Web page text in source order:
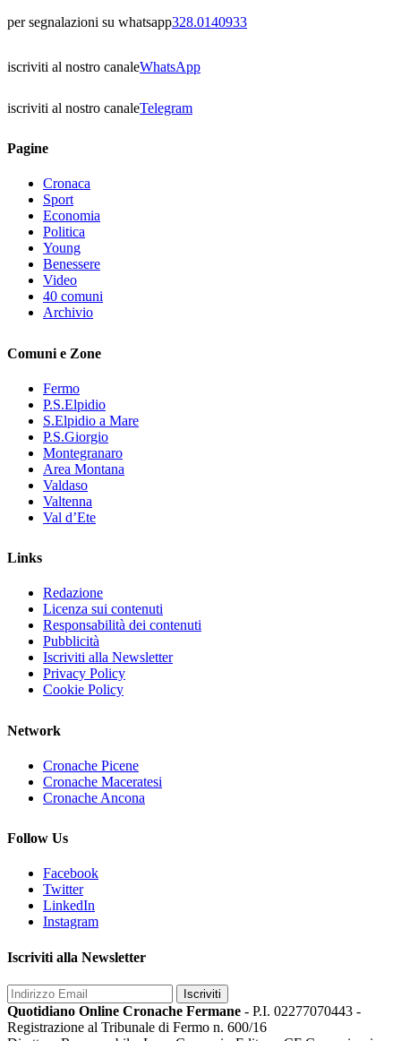
per segnalazioni su whatsapp328.0140933
iscriviti al nostro canaleWhatsApp
iscriviti al nostro canaleTelegram
Pagine
Cronaca
Sport
Economia
Politica
Young
Benessere
Video
40 comuni
Archivio
Comuni e Zone
Fermo
P.S.Elpidio
S.Elpidio a Mare
P.S.Giorgio
Montegranaro
Area Montana
Valdaso
Valtenna
Val d’Ete
Links
Redazione
Licenza sui contenuti
Responsabilità dei contenuti
Pubblicità
Iscriviti alla Newsletter
Privacy Policy
Cookie Policy
Network
Cronache Picene
Cronache Maceratesi
Cronache Ancona
Follow Us
Facebook
Twitter
LinkedIn
Instagram
Iscriviti alla Newsletter
Iscriviti
Quotidiano Online Cronache Fermane - P.I. 02277070443 -
Registrazione al Tribunale di Fermo n. 600/16